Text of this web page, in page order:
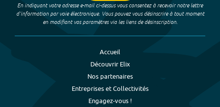
En indiquant votre adresse e-mail ci-dessus vous consentez à recevoir notre lettre
d’information par voie électronique. Vous pouvez vous désinscrire à tout moment
en modifiant vos paramètres via les liens de désinscription.
Accueil
Découvrir Elix
Nos partenaires
Entreprises et Collectivités
Engagez-vous !